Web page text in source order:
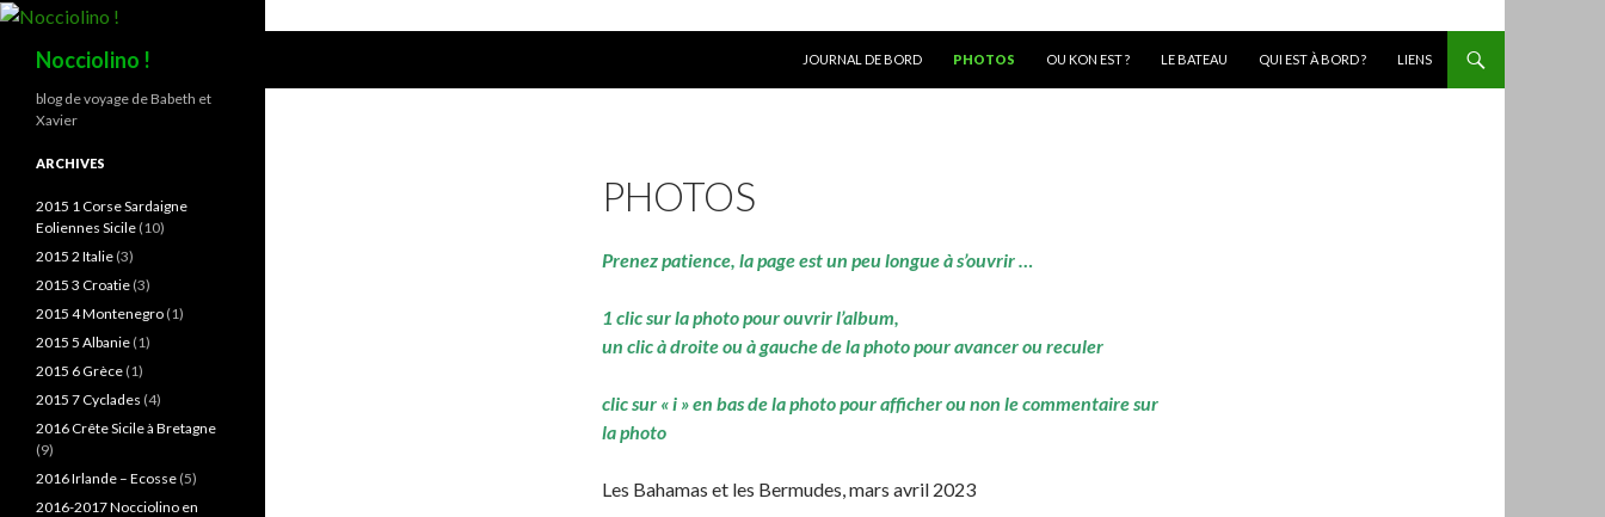
Nocciolino !
JOURNAL DE BORD
PHOTOS OU KON EST ? LE BATEAU QUI EST À BORD ? LIENS
PHOTOS
Prenez patience, la page est un peu longue à s’ouvrir …
1 clic sur la photo pour ouvrir l’album,
un clic à droite ou à gauche de la photo pour avancer ou reculer
clic sur « i » en bas de la photo pour afficher ou non le commentaire sur
la photo
Les Bahamas et les Bermudes, mars avril 2023
blog de voyage de Babeth et
Xavier
ARCHIVES
2015 1 Corse Sardaigne
Eoliennes Sicile (10)
2015 2 Italie (3)
2015 3 Croatie (3)
2015 4 Montenegro (1)
2015 5 Albanie (1)
2015 6 Grèce (1)
2015 7 Cyclades (4)
2016 Crête Sicile à Bretagne
(9)
2016 Irlande – Ecosse (5)
2016-2017 Nocciolino en